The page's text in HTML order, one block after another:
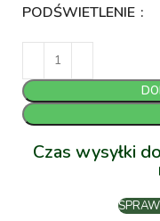
PODŚWIETLENIE
Czas wysyłki